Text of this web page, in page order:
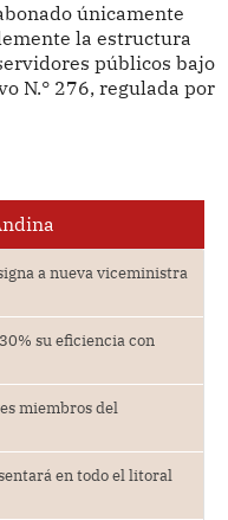
únicamente
la estructura
públicos bajo
N.° 276, regulada por
a nueva viceministra
su eficiencia con
miembros del
en todo el litoral